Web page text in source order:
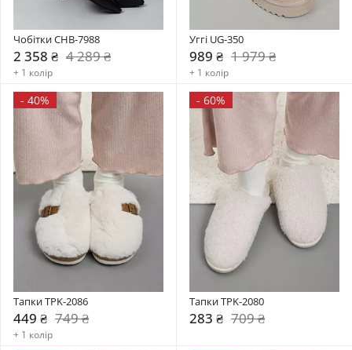
Чобітки CHB-7988
2 358 ₴ 4 289 ₴
+ 1 колір
Уггі UG-350
989 ₴ 1 979 ₴
+ 1 колір
- 40%
Тапки TPK-2086
449 ₴ 749 ₴
+ 1 колір
- 60%
Тапки TPK-2080
283 ₴ 709 ₴